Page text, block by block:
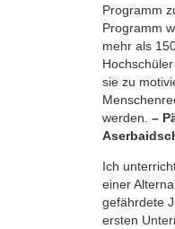
Programm
Programm
mehr als
sie zu
werden. –
Ich
einer
gefährdete
ersten